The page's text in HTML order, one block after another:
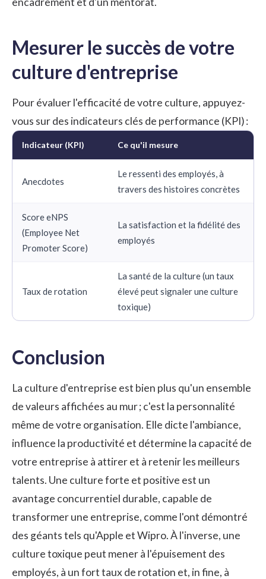
Mesurer le succès de votre
culture d'entreprise
Pour évaluer l'efficacité de votre culture, appuyez-
vous sur des indicateurs clés de performance (KPI) :
Indicateur (KPI) Ce qu'il mesure
Anecdotes
Le ressenti des employés, à
travers des histoires concrètes
Score eNPS
(Employee Net
Promoter Score)
La satisfaction et la fidélité des
employés
Taux de rotation
La santé de la culture (un taux
élevé peut signaler une culture
toxique)
Conclusion
La culture d'entreprise est bien plus qu'un ensemble
de valeurs affichées au mur ; c'est la personnalité
même de votre organisation. Elle dicte l'ambiance,
influence la productivité et détermine la capacité de
votre entreprise à attirer et à retenir les meilleurs
talents. Une culture forte et positive est un
avantage concurrentiel durable, capable de
transformer une entreprise, comme l'ont démontré
des géants tels qu'Apple et Wipro. À l'inverse, une
culture toxique peut mener à l'épuisement des
employés, à un fort taux de rotation et, in fine, à